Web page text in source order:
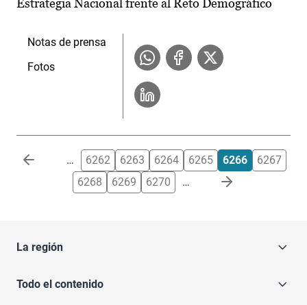
Estrategia Nacional frente al Reto Demográfico
Notas de prensa
Fotos
Paginación … 6262 6263 6264 6265 6266
6267
6268
6269 6270 …
La región
Todo el contenido